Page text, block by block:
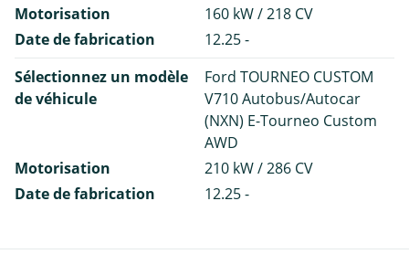
Motorisation
160 kW / 218 CV
Date de fabrication
12.25 -
Sélectionnez un modèle
de véhicule
Ford TOURNEO CUSTOM
V710 Autobus/Autocar
(NXN) E-Tourneo Custom
AWD
Motorisation
210 kW / 286 CV
Date de fabrication
12.25 -